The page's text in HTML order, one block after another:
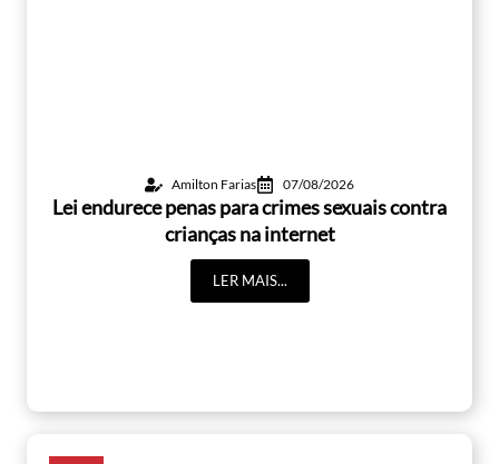
Amilton Farias 07/08/2026
Lei endurece penas para crimes sexuais contra
crianças na internet
LER MAIS...